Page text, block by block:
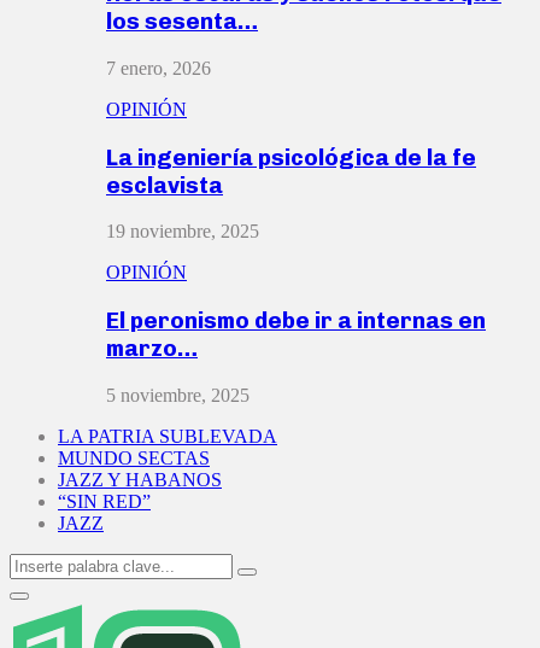
los sesenta…
7 enero, 2026
OPINIÓN
La ingeniería psicológica de la fe
esclavista
19 noviembre, 2025
OPINIÓN
El peronismo debe ir a internas en
marzo…
5 noviembre, 2025
LA PATRIA SUBLEVADA
MUNDO SECTAS
JAZZ Y HABANOS
“SIN RED”
JAZZ
Search
for:
Search
Primary
Menu